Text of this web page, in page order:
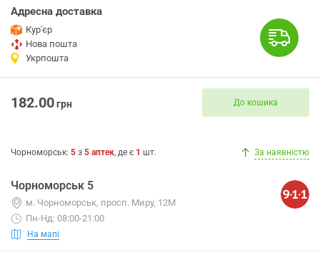
Адресна доставка
Кур'єр
Нова пошта
Укрпошта
182.00грн До кошика
Чорноморськ: 5 з 5 аптек, де є 1 шт. За наявністю
Чорноморськ 5
м. Чорноморськ, просп. Миру, 12М
Пн-Нд: 08:00-21:00
На мапі